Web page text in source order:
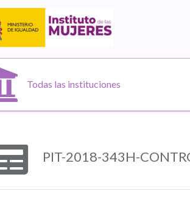
Todas las instituciones
PIT-2018-343H-